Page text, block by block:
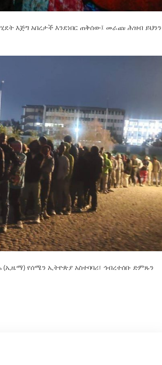
እጅግ አበረታች እንደነበር ጠቅሰው፤ መራጩ ሕዝብ ይህንን
(ኢዜማ) የሰሜን ኢትዮጵያ አስተባባሪ፣ ኅብረተሰቡ ድምጹን